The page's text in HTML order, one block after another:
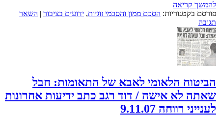
להמשך קריאה
פורסם בקטגוריות: הסכם ממון והסכמי זוגיות, ידועים בציבור | השאר
תגובה
הביטוח הלאומי לאבא של התאומות: חבל
שאתה לא אישה / דוד רגב כתב ידיעות אחרונות
לענייני רווחה 9.11.07